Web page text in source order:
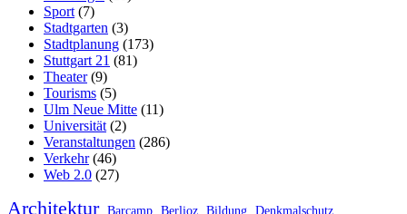
Sport (7)
Stadtgarten (3)
Stadtplanung (173)
Stuttgart 21 (81)
Theater(9)
Tourisms (5)
Ulm Neue Mitte (11)
Universität (2)
Veranstaltungen (286)
Verkehr(46)
Web 2.0 (27)
Architektur Barcamp Berlioz Bildung Denkmalschutz